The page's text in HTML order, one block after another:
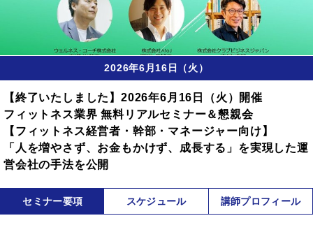
2026年6月16日（火）
【終了いたしました】2026年6月16日（火）開催
フィットネス業界 無料リアルセミナー＆懇親会
【フィットネス経営者・幹部・マネージャー向け】
「人を増やさず、お金もかけず、成長する」を実現した運
営会社の手法を公開
セミナー要項 スケジュール 講師プロフィール